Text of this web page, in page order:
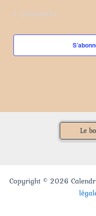
date.Évènements
précédents
Le
Copyright © 2026